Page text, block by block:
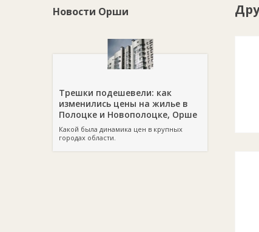
Новости Орши
Трешки подешевели: как
изменились цены на жилье в
Полоцке и Новополоцке, Орше
Какой была динамика цен в крупных
городах области.